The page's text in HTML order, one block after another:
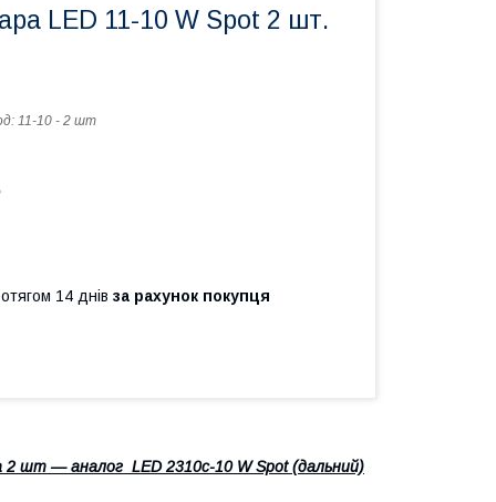
LED 11-10 W Spot 2 шт.
11-10 - 2 шт
14 днів за рахунок покупця
2 шт — аналог LED 2310с-10 W Spot (дальний)